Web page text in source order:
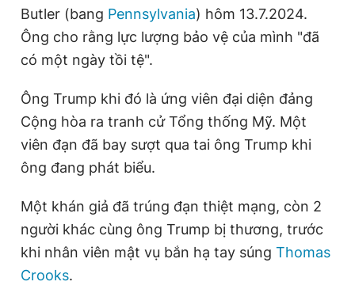
0906 645 777 0908 780 404
Đặt báo Quảng cáo
Phó tổng biên tập thường trực: Hải Thành
Phó tổng biên tập: Lâm Hiếu Dũng
Phó tổng biên tập: Trần Việt Hưng
Tổng thư ký tòa soạn: Đức Trung
Giấy phép xuất bản số 110/GP - BTTTT cấp ngày 24.3.2020
© 2003-2026 Bản quyền thuộc về Báo Thanh Niên. Cấm sao
bản. Phát triển bởi ePi Technologies, JSC.
Butler (bang Pennsylvania) hôm 13.7.2024.
Ông cho rằng lực lượng bảo vệ của mình "đã
có một ngày tồi tệ".
Ông Trump khi đó là ứng viên đại diện đảng
Cộng hòa ra tranh cử Tổng thống Mỹ. Một
viên đạn đã bay sượt qua tai ông Trump khi
ông đang phát biểu.
Một khán giả đã trúng đạn thiệt mạng, còn 2
người khác cùng ông Trump bị thương, trước
khi nhân viên mật vụ bắn hạ tay súng Thomas
Crooks.